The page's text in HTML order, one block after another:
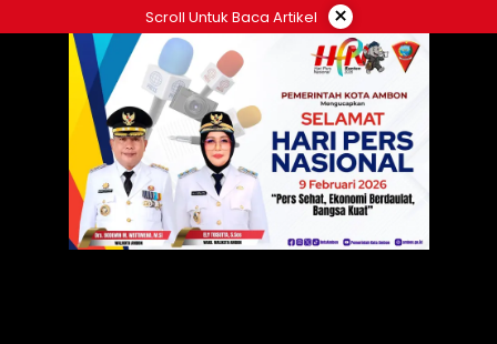
ke
Scroll Untuk Baca Artikel ×